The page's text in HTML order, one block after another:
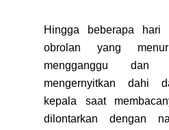
Hingga beberapa hari
obrolan yang
mengganggu dan
mengernyitkan dahi
kepala saat
dilontarkan dengan